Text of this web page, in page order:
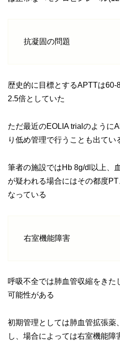
抗凝固の問題
歴史的に目標とするAPTTは60-
2.5倍としていた
ただ最近のEOLIA trialのように
り低め管理で行うことも出てい
筆者の施設ではHb 8g/dl以上、
が疑われる場合にはその都度
なっている
右室機能障害
呼吸不全では肺血管収縮をきた
可能性がある
初期管理としては肺血管拡張薬
し、場合によっては右室機能障